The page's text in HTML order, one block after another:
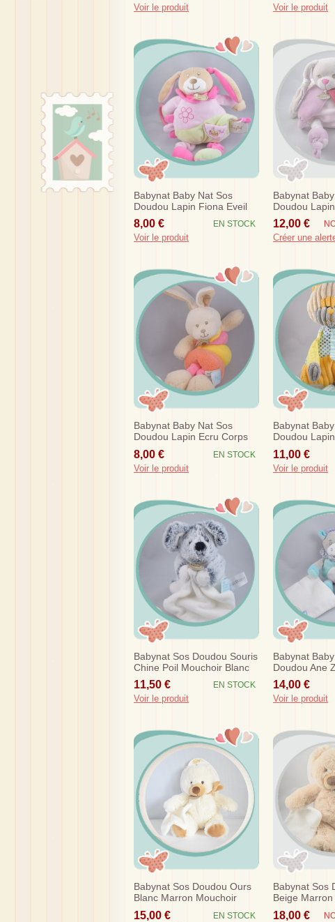
Voir le produit Voir le produit
Babynat Baby Nat Sos
Doudou Lapin Fiona Eveil
Rose Vert Fleur
8,00 € EN STOCK
Voir le produit
Babynat
Doudou
Rose Pouet
12,00 €
Créer une
Babynat Baby Nat Sos
Doudou Lapin Ecru Corps
Orange Jaune Vibrant
Bn686
8,00 € EN STOCK
Voir le produit
Babynat
Doudou
Coteles
11,00 €
Voir le produit
Babynat Sos Doudou Souris
Chine Poil Mouchoir Blanc
Bleu Marine Bn050
11,50 € EN STOCK
Voir le produit
Babynat
Doudou Ane
Bleu
14,00 €
Voir le produit
Babynat Sos Doudou Ours
Blanc Marron Mouchoir
Bn941
15,00 € EN STOCK
Babynat Sos
Beige
Bn941
18,00 €